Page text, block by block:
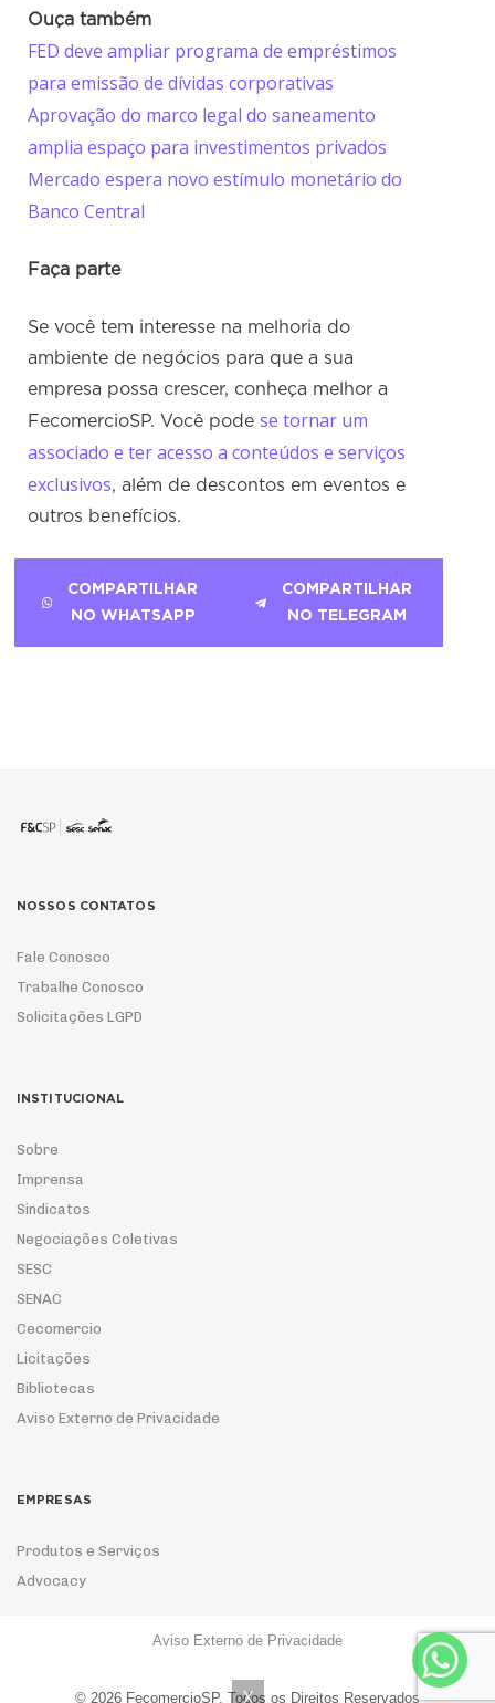
Ouça também
FED deve ampliar programa de empréstimos
para emissão de dívidas corporativas
Aprovação do marco legal do saneamento
amplia espaço para investimentos privados
Mercado espera novo estímulo monetário do
Banco Central
Faça parte
Se você tem interesse na melhoria do
ambiente de negócios para que a sua
empresa possa crescer, conheça melhor a
FecomercioSP. Você podese tornar um
associado e ter acesso a conteúdos e serviços
exclusivos, além de descontos em eventos e
outros benefícios.
COMPARTILHAR
NO WHATSAPP
COMPARTILHAR
NO TELEGRAM
NOSSOS CONTATOS
Fale Conosco
Trabalhe Conosco
Solicitações LGPD
INSTITUCIONAL
Sobre
Imprensa
Sindicatos
Negociações Coletivas
SESC
SENAC
Cecomercio
Licitações
Bibliotecas
Aviso Externo de Privacidade
EMPRESAS
Produtos e Serviços
Advocacy
Aviso Externo de Privacidade
© 2026 FecomercioSP. Todos os Direitos Reservados
X